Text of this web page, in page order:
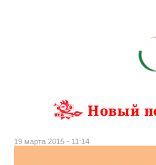
Новый
19 марта 2015 - 11:14